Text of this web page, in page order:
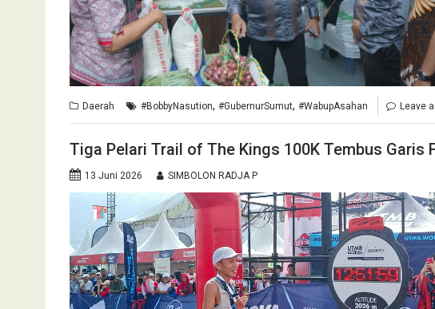
Daerah #BobbyNasution, #GubernurSumut, #WabupAsahan Leave
Tiga Pelari Trail of The Kings 100K Tembus Garis
13 Juni 2026 SIMBOLON RADJA P